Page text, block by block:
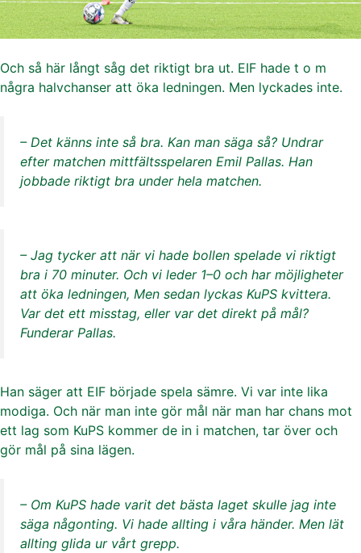
Och så här långt såg det riktigt bra ut. EIF hade t o m
några halvchanser att öka ledningen. Men lyckades inte.
– Det känns inte så bra. Kan man säga så? Undrar
efter matchen mittfältsspelaren Emil Pallas. Han
jobbade riktigt bra under hela matchen.
– Jag tycker att när vi hade bollen spelade vi riktigt
bra i 70 minuter. Och vi leder 1–0 och har möjligheter
att öka ledningen, Men sedan lyckas KuPS kvittera.
Var det ett misstag, eller var det direkt på mål?
Funderar Pallas.
Han säger att EIF började spela sämre. Vi var inte lika
modiga. Och när man inte gör mål när man har chans mot
ett lag som KuPS kommer de in i matchen, tar över och
gör mål på sina lägen.
– Om KuPS hade varit det bästa laget skulle jag inte
säga någonting. Vi hade allting i våra händer. Men lät
allting glida ur vårt grepp.